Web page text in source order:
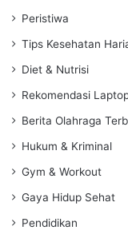
Peristiwa
Tips Kesehatan
Diet & Nutrisi
Rekomendasi
Berita Olahraga
Hukum & Kriminal
Gym & Workout
Gaya Hidup Sehat
Pendidikan